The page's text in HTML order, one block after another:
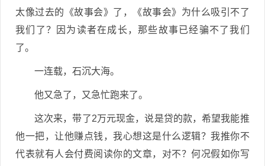
太像过去的《故事会》了，《故事会》为什么吸引不了
我们了？因为读者在成长，那些故事已经骗不了我们
了。
一连载，石沉大海。
他又急了，又急忙跑来了。
这次来，带了2万元现金，说是贷的款，希望我能推
他一把，让他赚点钱，我心想这是什么逻辑？我推你不
代表就有人会付费阅读你的文章，对不？何况假如你写